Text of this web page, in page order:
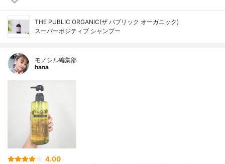
THE PUBLIC ORGANIC(ザ パブリック オーガニック)
スーパーポジティブ シャンプー
モノシル編集部
hana
4.00